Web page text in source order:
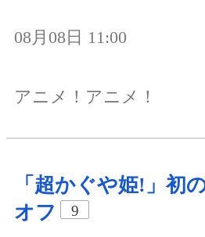
08月08日 11:00
アニメ！アニメ！
「超かぐや姫!」初
オフ
9